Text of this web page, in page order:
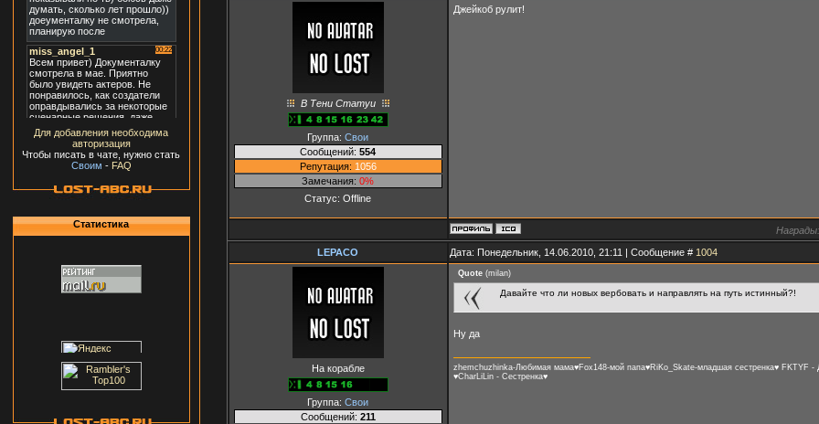
Для добавления необходима
авторизация
Чтобы писать в чате, нужно стать
Своим - FAQ
Статистика
В Тени Статуи
Группа: Свои
Сообщений: 554
Репутация: 1056
Замечания: 0%
Статус: Offline
Джейкоб рулит!
Награды:
LEPACO Дата: Понедельник, 14.06.2010, 21:11 | Сообщение # 1004
На корабле
Группа: Свои
Сообщений: 211
Quote(milan)
Давайте что ли новых вербовать и направлять на путь истинный?!
Ну да
zhemchuzhinka-Любимая мама♥Fox148-мой папа♥RiKo_Skate-младшая сестренка♥ FKTYF -
♥CharLiLin - Сестренка♥